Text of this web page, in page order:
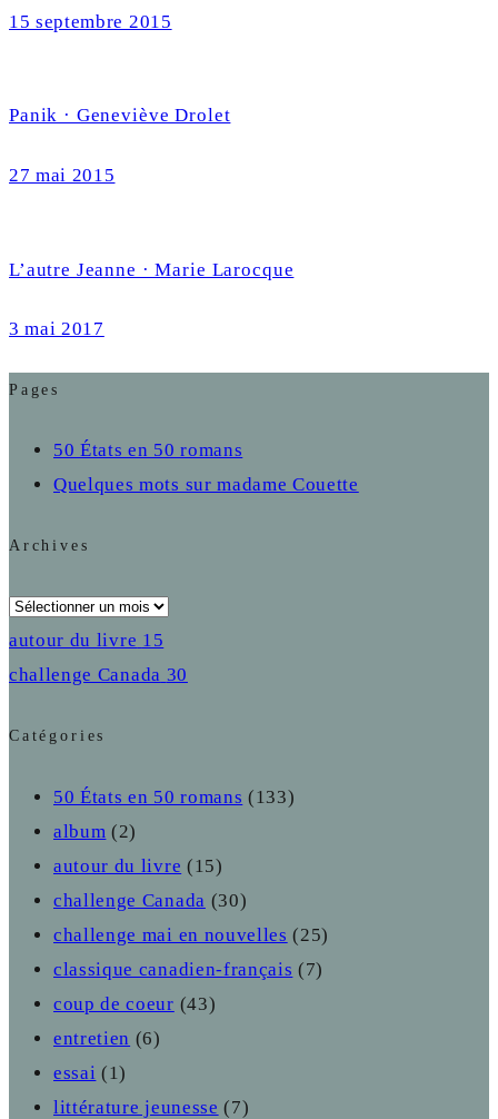
15 septembre 2015
Panik · Geneviève Drolet
27 mai 2015
L’autre Jeanne · Marie Larocque
3 mai 2017
Pages
50 États en 50 romans
Quelques mots sur madame Couette
Archives
Archives
autour du livre 15
challenge Canada 30
Catégories
50 États en 50 romans (133)
album (2)
autour du livre (15)
challenge Canada (30)
challenge mai en nouvelles (25)
classique canadien-français (7)
coup de coeur (43)
entretien (6)
essai (1)
littérature jeunesse (7)